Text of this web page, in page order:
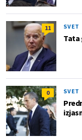
11 SVET
Tata
0 SVET